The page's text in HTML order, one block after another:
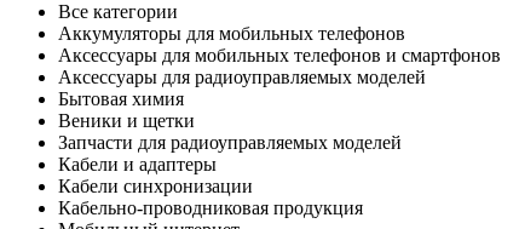
Все категории
Аккумуляторы для мобильных телефонов
Аксессуары для мобильных телефонов и смартфонов
Аксессуары для радиоуправляемых моделей
Бытовая химия
Веники и щетки
Запчасти для радиоуправляемых моделей
Кабели и адаптеры
Кабели синхронизации
Кабельно-проводниковая продукция